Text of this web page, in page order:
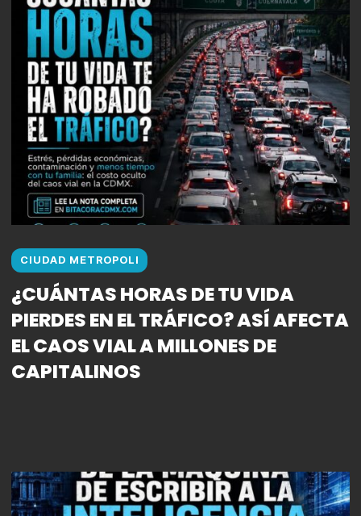
CIUDAD METROPOLI
¿CUÁNTAS HORAS DE TU VIDA
PIERDES EN EL TRÁFICO? ASÍ AFECTA
EL CAOS VIAL A MILLONES DE
CAPITALINOS